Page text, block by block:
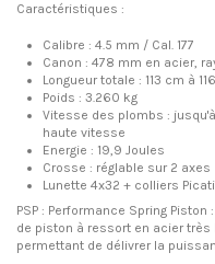
Caractéristiques :
Calibre : 4.5 mm / Cal. 177
Canon : 478 mm en acier,
Longueur totale : 113 cm à
Poids : 3.260 kg
Vitesse des plombs :
haute vitesse
Energie : 19,9 Joules
Crosse : réglable sur 2 axes
Lunette 4x32 + colliers
PSP : Performance Spring
de piston à ressort en acier
permettant de délivrer la